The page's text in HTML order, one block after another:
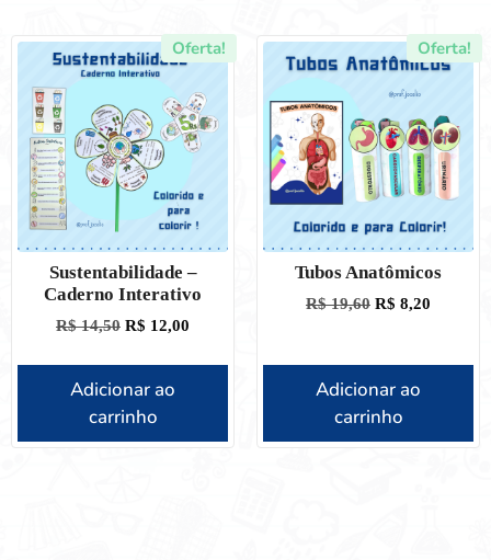
Oferta!
Sustentabilidade –
Caderno Interativo
R$14,50 R$ 12,00
Adicionar ao
carrinho
Oferta!
Tubos Anatômicos
R$19,60 R$ 8,20
Adicionar ao
carrinho